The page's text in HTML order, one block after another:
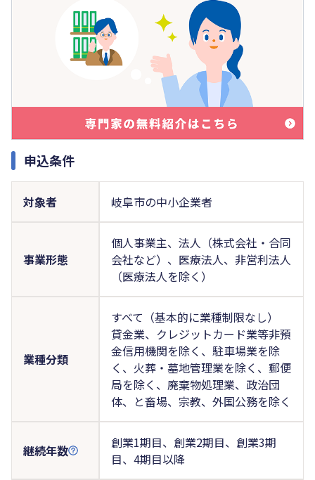
申込条件
対象者 岐阜市の中小企業者
事業形態
個人事業主、法人（株式会社・合同
会社など）、医療法人、非営利法人
（医療法人を除く）
業種分類
すべて（基本的に業種制限なし）
貸金業、クレジットカード業等非預
金信用機関を除く、駐車場業を除
く、火葬・墓地管理業を除く、郵便
局を除く、廃棄物処理業、政治団
体、と畜場、宗教、外国公務を除く
継続年数
創業1期目、創業2期目、創業3期
目、4期目以降